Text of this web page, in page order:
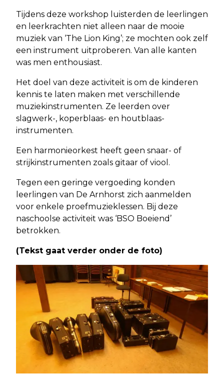
Tijdens deze workshop luisterden de leerlingen
en leerkrachten niet alleen naar de mooie
muziek van ‘The Lion King’; ze mochten ook zelf
een instrument uitproberen. Van alle kanten
was men enthousiast.
Het doel van deze activiteit is om de kinderen
kennis te laten maken met verschillende
muziekinstrumenten. Ze leerden over
slagwerk-, koperblaas- en houtblaas-
instrumenten.
Een harmonieorkest heeft geen snaar- of
strijkinstrumenten zoals gitaar of viool.
Tegen een geringe vergoeding konden
leerlingen van De Arnhorst zich aanmelden
voor enkele proefmuzieklessen. Bij deze
naschoolse activiteit was ‘BSO Boeiend’
betrokken.
(Tekst gaat verder onder de foto)